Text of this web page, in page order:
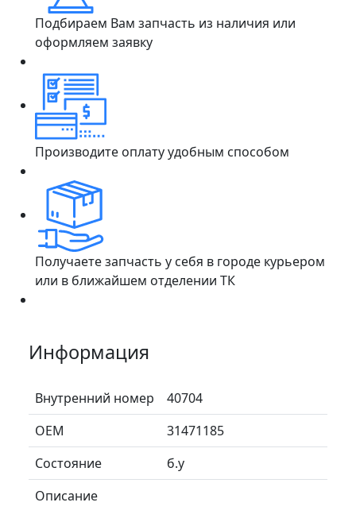
Подбираем Вам запчасть из наличия или
оформляем заявку
Производите оплату удобным способом
Получаете запчасть у себя в городе курьером
или в ближайшем отделении ТК
Информация
Внутренний номер
40704
ОЕМ
31471185
Состояние
б.у
Описание